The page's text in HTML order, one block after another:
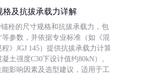
格及抗拔承载力详解
栓的尺寸规格和抗拔承载力，包
参数，并依据专业标准（如《混
》JGJ 145）提供抗拔承载力计算
土强度C30下设计值约80kN）。
影响因素及选型建议，适用于工